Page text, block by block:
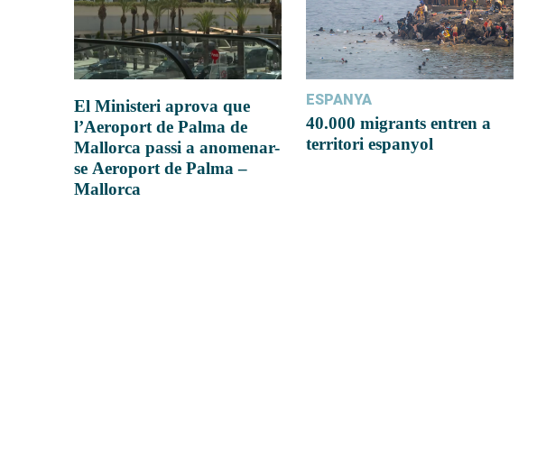
El Ministeri aprova que
l’Aeroport de Palma de
Mallorca passi a anomenar-
se Aeroport de Palma –
Mallorca
ESPANYA
40.000 migrants entren a
territori espanyol